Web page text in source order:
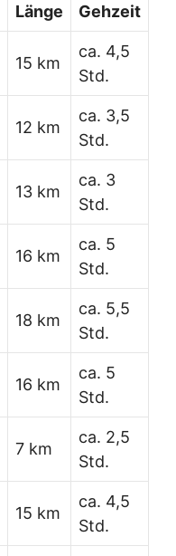
Länge Gehzeit
15 km
ca. 4,5
Std.
12 km
ca. 3,5
Std.
13 km
ca. 3
Std.
16 km
ca. 5
Std.
18 km
ca. 5,5
Std.
16 km
ca. 5
Std.
7 km
ca. 2,5
Std.
15 km
ca. 4,5
Std.